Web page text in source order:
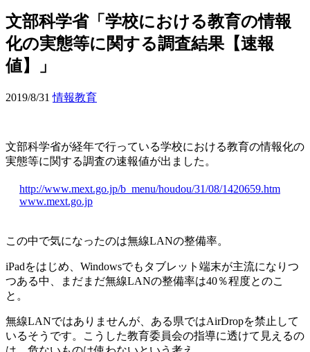
文部科学省「学校における教育の情報
化の実態等に関する調査結果【速報
値】」
2019/8/31 情報教育
文部科学省が経年で行っている学校における教育の情報化の
実態等に関する調査の速報値が出ました。
http://www.mext.go.jp/b_menu/houdou/31/08/1420659.htm
www.mext.go.jp
この中で気になったのは無線LANの整備率。
iPadをはじめ、Windowsでもタブレット端末が主流になりつ
つある中、まだまだ無線LANの整備率は40％程度とのこ
と。
無線LANではありませんが、ある県ではAirDropを禁止して
いるそうです。こうした教育委員会の指導に透けて見えるの